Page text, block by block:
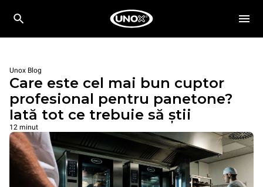
Unox Blog
Care este cel mai bun cuptor
profesional pentru panetone?
Iată tot ce trebuie să știi
12 minut